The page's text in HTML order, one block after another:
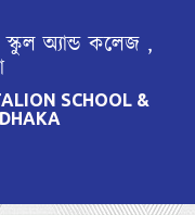
স্কুল অ্যান্ড কলেজ ,
SCHOOL &